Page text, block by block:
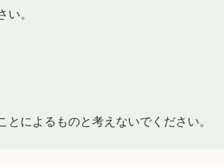
。
によるものと考えないでください。